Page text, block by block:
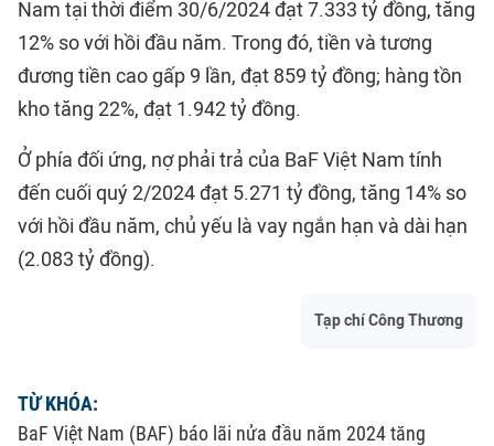
Nam tại thời điểm 30/6/2024 đạt 7.333 tỷ đồng, tăng
12% so với hồi đầu năm. Trong đó, tiền và tương
đương tiền cao gấp 9 lần, đạt 859 tỷ đồng; hàng tồn
kho tăng 22%, đạt 1.942 tỷ đồng.
Ở phía đối ứng, nợ phải trả của BaF Việt Nam tính
đến cuối quý 2/2024 đạt 5.271 tỷ đồng, tăng 14% so
với hồi đầu năm, chủ yếu là vay ngắn hạn và dài hạn
(2.083 tỷ đồng).
Tạp chí Công Thương
TỪ KHÓA:
BaF Việt Nam (BAF) báo lãi nửa đầu năm 2024 tăng